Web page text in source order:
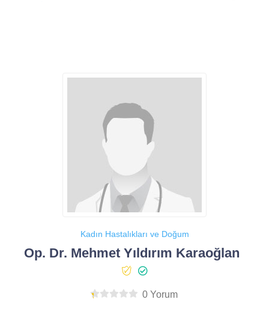
Kadın Hastalıkları ve Doğum
Op. Dr. Mehmet Yıldırım Karaoğlan
0 Yorum